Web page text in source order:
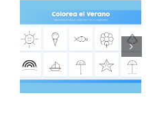
Colorea el
verano